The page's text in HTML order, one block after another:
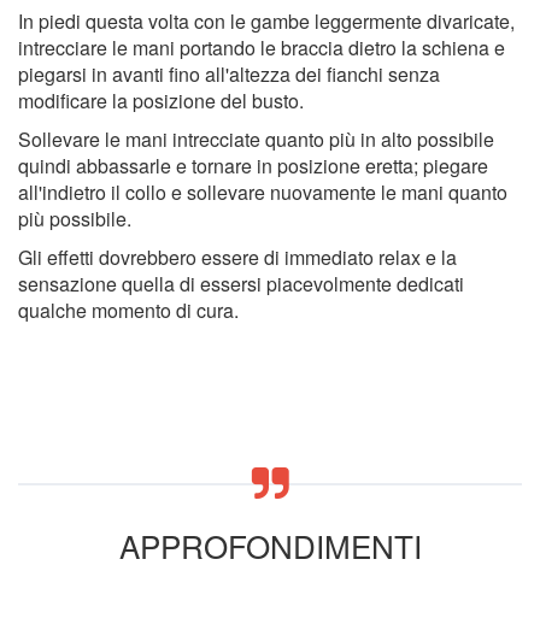
In piedi questa volta con le gambe leggermente divaricate,
intrecciare le mani portando le braccia dietro la schiena e
piegarsi in avanti fino all'altezza dei fianchi senza
modificare la posizione del busto.
Sollevare le mani intrecciate quanto più in alto possibile
quindi abbassarle e tornare in posizione eretta; piegare
all'indietro il collo e sollevare nuovamente le mani quanto
più possibile.
Gli effetti dovrebbero essere di immediato relax e la
sensazione quella di essersi piacevolmente dedicati
qualche momento di cura.
APPROFONDIMENTI